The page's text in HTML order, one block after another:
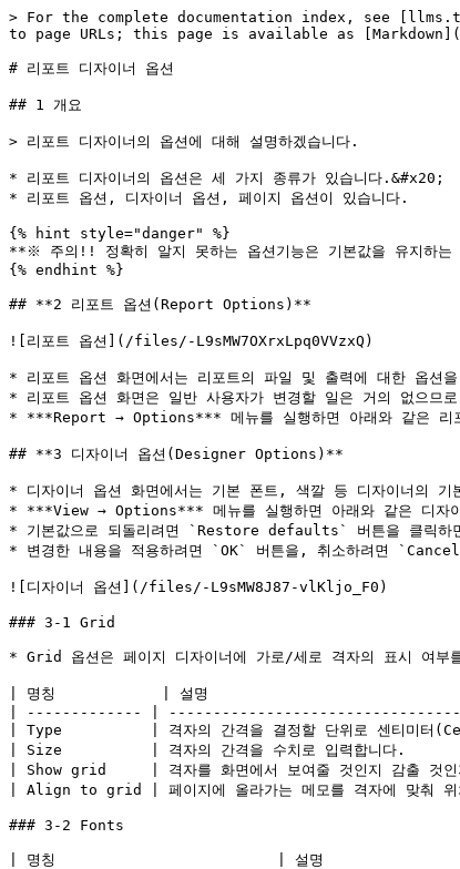
> For the complete documentation index, see
to page URLs; this page is available as
# 리포트 디자이너 옵션
## 1 개요
> 리포트 디자이너의 옵션에 대해 설명하겠습니다.
* 리포트 디자이너의 옵션은 세 가지 종류가 있습니다.&#x20;
* 리포트 옵션, 디자이너 옵션, 페이지 옵션이 있습니다.
{% hint style="danger" %}
**※ 주의!! 정확히 알지 못하는 옵션기능은 기본값을 유지하
{% endhint %}
## **2 리포트 옵션(Report Options)**
![리포트 옵션](/files/-L9sMW7OXrxLpq0VVzxQ)
* 리포트 옵션 화면에서는 리포트의 파일 및 출력에 대한 옵션을
* 리포트 옵션 화면은 일반 사용자가 변경할 일은 거의 없으
* ***Report → Options*** 메뉴를 실행하면 아래와 같은 리
## **3 디자이너 옵션(Designer Options)**
* 디자이너 옵션 화면에서는 기본 폰트, 색깔 등 디자이너의 기
* ***View → Options*** 메뉴를 실행하면 아래와 같은 디자
* 기본값으로 되돌리려면 `Restore defaults` 버튼을 클릭하
* 변경한 내용을 적용하려면 `OK` 버튼을, 취소하려면
![디자이너 옵션](/files/-L9sMW8J87-vlKljo_F0)
### 3-1 Grid
* Grid 옵션은 페이지 디자이너에 가로/세로 격자의 표시 여부
| 명칭            | 설명
| ------------- |
| Type          | 격자의 간격을 결정할 단위로 센티미터
| Size          | 격자의 간격을 수치로 입력
| Show grid     | 격자를 화면에서 보여줄 것인
| Align to grid | 페이지에 올라가는 메모를 격자에
### 3-2 Fonts
| 명칭                         | 설명